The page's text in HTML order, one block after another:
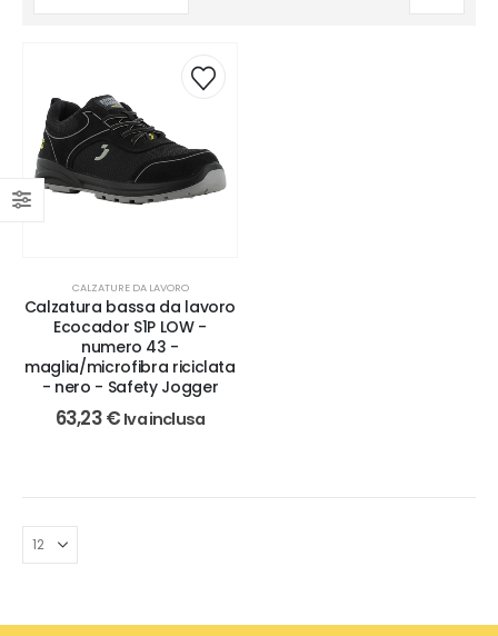
CALZATURE DA LAVORO
Calzatura bassa da lavoro
Ecocador S1P LOW -
numero 43 -
maglia/microfibra riciclata
- nero - Safety Jogger
63,23€ Iva inclusa